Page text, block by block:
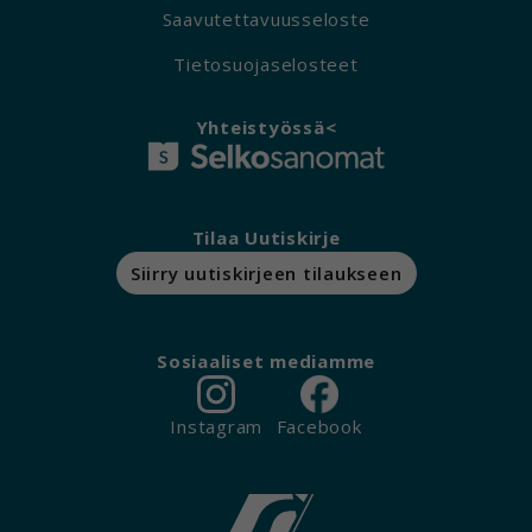
Saavutettavuusseloste
Tietosuojaselosteet
Yhteistyössä<
Tilaa Uutiskirje
Siirry uutiskirjeen tilaukseen
Sosiaaliset mediamme
Instagram Facebook